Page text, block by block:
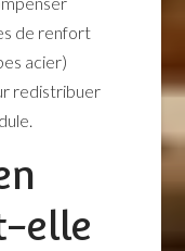
de renfort
acier)
redistribuer
elle